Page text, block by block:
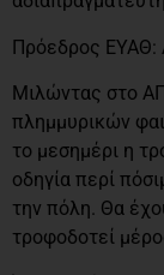
Πρόεδρος ΕΥΑΘ:
Μιλώντας στο
πλημμυρικών
το μεσημέρι η
οδηγία περί
την πόλη. Θα
τροφοδοτεί